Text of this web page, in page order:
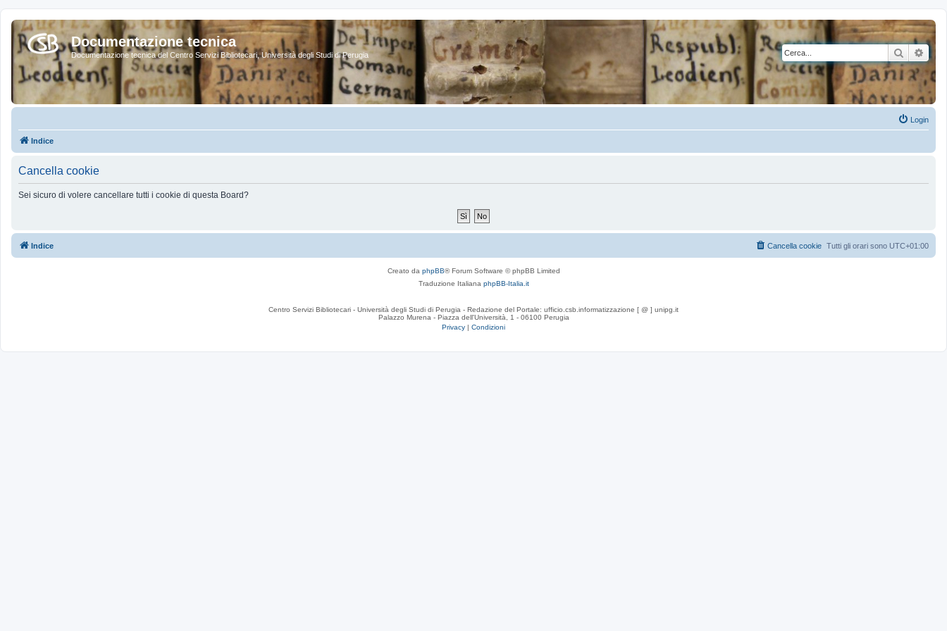
Documentazione tecnica
Documentazione tecnica del Centro Servizi Bibliotecari, Università degli Studi di Perugia Cerca
Login
Indice
Cancella cookie
Sei sicuro di volere cancellare tutti i cookie di questa Board?
Indice Tutti gli orari sono UTC+01:00
Cancella cookie
Creato da phpBB® Forum Software © phpBB Limited
Traduzione Italiana phpBB-Italia.it
Centro Servizi Bibliotecari - Università degli Studi di Perugia - Redazione del Portale: ufficio.csb.informatizzazione [ @ ] unipg.it
Palazzo Murena - Piazza dell'Università, 1 - 06100 Perugia
Privacy | Condizioni